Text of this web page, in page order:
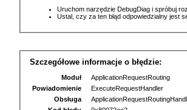
Uruchom narzędzie DebugDiag i spróbuj
Ustal, czy za ten błąd odpowiedzialny jest
Szczegółowe informacje o błędzie:
Moduł
ApplicationRequestRouting
Powiadomienie
ExecuteRequestHandler
Obsługa